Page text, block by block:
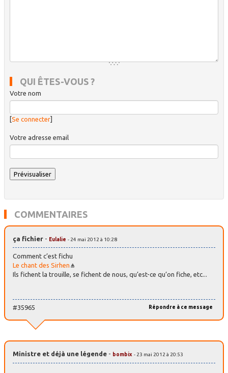
QUI ÊTES-VOUS ?
Votre nom
[Se connecter]
Votre adresse email
COMMENTAIRES
ça fichier - Eulalie - 24 mai 2012 à 10:28
Comment c’est fichu
Le chant des Sirhen
Ils fichent la trouille, se fichent de nous, qu’est-ce qu’on fiche, etc...
Répondre à ce message
#35965
Ministre et déjà une légende - bombix - 23 mai 2012 à 20:53